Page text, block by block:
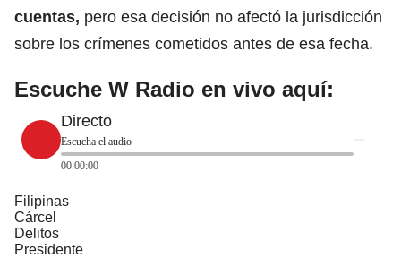
cuentas, pero esa decisión no afectó la jurisdicción
sobre los crímenes cometidos antes de esa fecha.
Escuche W Radio en vivo aquí:
Directo
Escucha el audio
00:00:00
Filipinas
Cárcel
Delitos
Presidente